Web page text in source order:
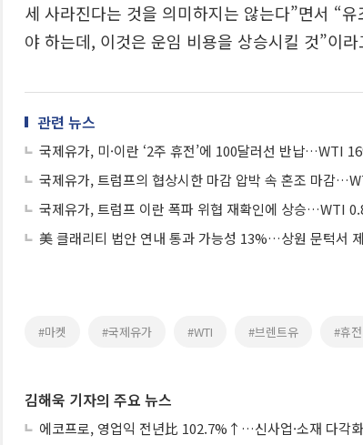
세 사라진다는 것을 의미하지는 않는다”면서 “
야 하는데, 이것은 운임 비용을 상승시킬 것”이
관련 뉴스
국제유가, 미·이란 ‘2주 휴전’에 100달러선 반납…WTI
국제유가, 트럼프의 협상시한 마감 압박 속 혼조 마감
국제유가, 트럼프 이란 폭파 위협 재확인에 상승…WTI
美 클래리티 법안 연내 통과 가능성 13%…상원 문턱서
#마켓 #국제유가 #WTI #브렌트유 #휴전
김해욱 기자의 주요 뉴스
에코프로, 영업익 전년比 102.7%↑…신사업·소재 다각